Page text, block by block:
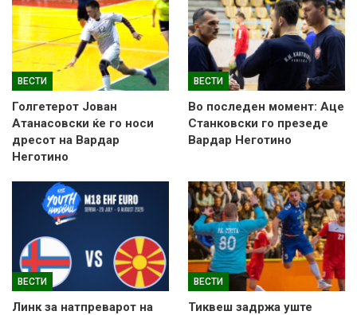
ВЕСТИ
Голгетерот Јован
Атанасовски ќе го носи
дресот на Вардар
Неготино
ВЕСТИ
Во последен момент: Аце
Станковски го презеде
Вардар Неготино
ВЕСТИ
Линк за натпреварот на
ВЕСТИ
Тиквеш задржа уште